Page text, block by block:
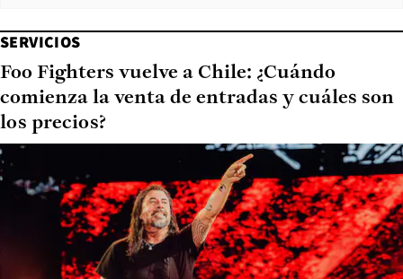
SERVICIOS
Foo Fighters vuelve a Chile: ¿Cuándo
comienza la venta de entradas y cuáles son
los precios?